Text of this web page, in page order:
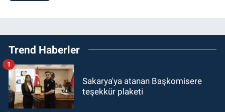
Trend Haberler
Sakarya'ya atanan Başkomisere
teşekkür plaketi
1